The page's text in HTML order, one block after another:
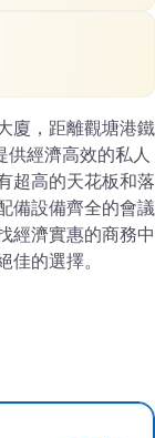
廈，距離觀塘港鐵
經濟高效的私人
超高的天花板和落
備設備齊全的會議
經濟實惠的商務中
佳的選擇。